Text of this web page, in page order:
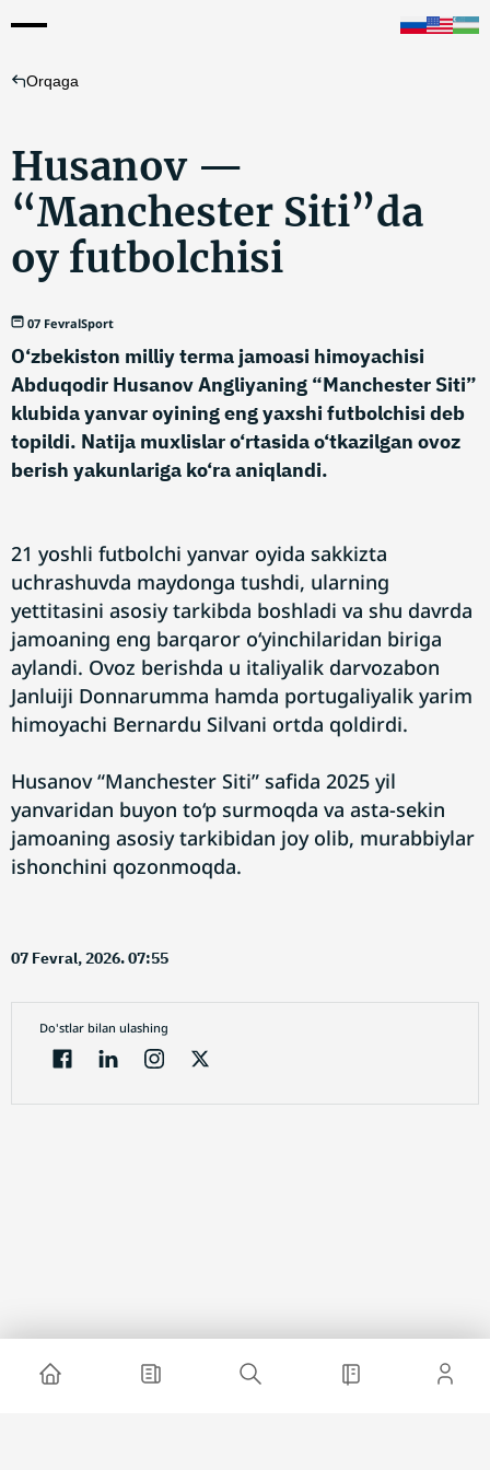
Orqaga
Husanov —
“Manchester Siti”da
oy futbolchisi
07 FevralSport
O‘zbekiston milliy terma jamoasi himoyachisi
Abduqodir Husanov Angliyaning “Manchester Siti”
klubida yanvar oyining eng yaxshi futbolchisi deb
topildi. Natija muxlislar o‘rtasida o‘tkazilgan ovoz
berish yakunlariga ko‘ra aniqlandi.
21 yoshli futbolchi yanvar oyida sakkizta
uchrashuvda maydonga tushdi, ularning
yettitasini asosiy tarkibda boshladi va shu davrda
jamoaning eng barqaror o‘yinchilaridan biriga
aylandi. Ovoz berishda u italiyalik darvozabon
Janluiji Donnarumma hamda portugaliyalik yarim
himoyachi Bernardu Silvani ortda qoldirdi.
Husanov “Manchester Siti” safida 2025 yil
yanvaridan buyon to‘p surmoqda va asta-sekin
jamoaning asosiy tarkibidan joy olib, murabbiylar
ishonchini qozonmoqda.
07 Fevral, 2026. 07:55
Do'stlar bilan ulashing